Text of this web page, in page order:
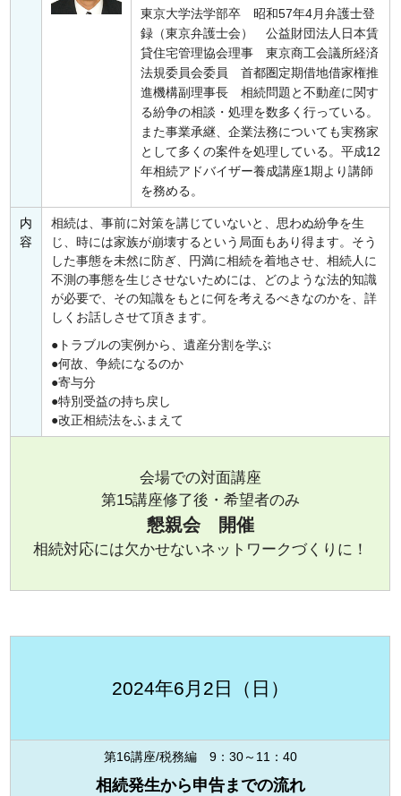
東京大学法学部卒 昭和57年4月弁護士登
録（東京弁護士会） 公益財団法人日本賃
貸住宅管理協会理事 東京商工会議所経済
法規委員会委員 首都圏定期借地借家権推
進機構副理事長 相続問題と不動産に関す
る紛争の相談・処理を数多く行っている。
また事業承継、企業法務についても実務家
として多くの案件を処理している。平成12
年相続アドバイザー養成講座1期より講師
を務める。
内
容
相続は、事前に対策を講じていないと、思わぬ紛争を生
じ、時には家族が崩壊するという局面もあり得ます。そう
した事態を未然に防ぎ、円満に相続を着地させ、相続人に
不測の事態を生じさせないためには、どのような法的知識
が必要で、その知識をもとに何を考えるべきなのかを、詳
しくお話しさせて頂きます。
トラブルの実例から、遺産分割を学ぶ
何故、争続になるのか
寄与分
特別受益の持ち戻し
改正相続法をふまえて
会場での対面講座
第15講座修了後・希望者のみ
懇親会 開催
相続対応には欠かせないネットワークづくりに！
2024年6月2日（日）
第16講座/税務編 9：30～11：40
相続発生から申告までの流れ